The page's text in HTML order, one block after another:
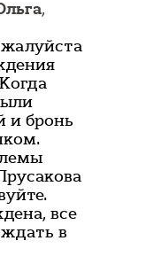
,
и бронь
все
в